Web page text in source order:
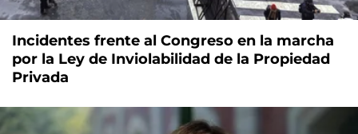
Incidentes frente al Congreso en la marcha
por la Ley de Inviolabilidad de la Propiedad
Privada